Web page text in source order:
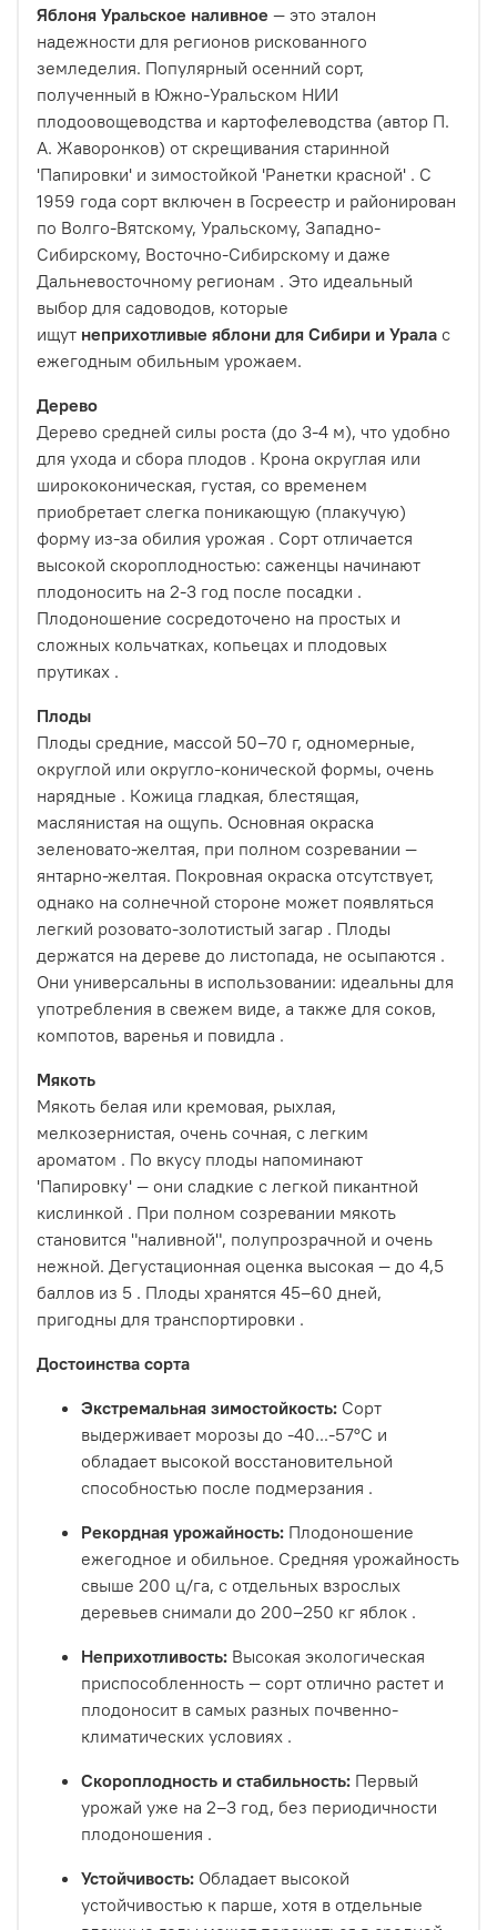
Яблоня Уральское наливное — это эталон
надежности для регионов рискованного
земледелия. Популярный осенний сорт,
полученный в Южно-Уральском НИИ
плодоовощеводства и картофелеводства (автор П.
А. Жаворонков) от скрещивания старинной
'Папировки' и зимостойкой 'Ранетки красной' . С
1959 года сорт включен в Госреестр и районирован
по Волго-Вятскому, Уральскому, Западно-
Сибирскому, Восточно-Сибирскому и даже
Дальневосточному регионам . Это идеальный
выбор для садоводов, которые
ищут неприхотливые яблони для Сибири и Урала с
ежегодным обильным урожаем.
Дерево
Дерево средней силы роста (до 3-4 м), что удобно
для ухода и сбора плодов . Крона округлая или
ширококоническая, густая, со временем
приобретает слегка поникающую (плакучую)
форму из-за обилия урожая . Сорт отличается
высокой скороплодностью: саженцы начинают
плодоносить на 2-3 год после посадки .
Плодоношение сосредоточено на простых и
сложных кольчатках, копьецах и плодовых
прутиках .
Плоды
Плоды средние, массой 50–70 г, одномерные,
округлой или округло-конической формы, очень
нарядные . Кожица гладкая, блестящая,
маслянистая на ощупь. Основная окраска
зеленовато-желтая, при полном созревании —
янтарно-желтая. Покровная окраска отсутствует,
однако на солнечной стороне может появляться
легкий розовато-золотистый загар . Плоды
держатся на дереве до листопада, не осыпаются .
Они универсальны в использовании: идеальны для
употребления в свежем виде, а также для соков,
компотов, варенья и повидла .
Мякоть
Мякоть белая или кремовая, рыхлая,
мелкозернистая, очень сочная, с легким
ароматом . По вкусу плоды напоминают
'Папировку' — они сладкие с легкой пикантной
кислинкой . При полном созревании мякоть
становится "наливной", полупрозрачной и очень
нежной. Дегустационная оценка высокая — до 4,5
баллов из 5 . Плоды хранятся 45–60 дней,
пригодны для транспортировки .
Достоинства сорта
Экстремальная зимостойкость: Сорт
выдерживает морозы до -40...-57°С и
обладает высокой восстановительной
способностью после подмерзания .
Рекордная урожайность: Плодоношение
ежегодное и обильное. Средняя урожайность
свыше 200 ц/га, с отдельных взрослых
деревьев снимали до 200–250 кг яблок .
Неприхотливость: Высокая экологическая
приспособленность — сорт отлично растет и
плодоносит в самых разных почвенно-
климатических условиях .
Скороплодность и стабильность: Первый
урожай уже на 2–3 год, без периодичности
плодоношения .
Устойчивость: Обладает высокой
устойчивостью к парше, хотя в отдельные